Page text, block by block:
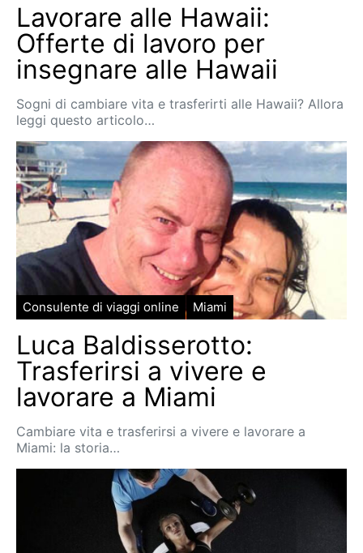
Lavorare alle Hawaii:
Offerte di lavoro per
insegnare alle Hawaii
Sogni di cambiare vita e trasferirti alle Hawaii? Allora
leggi questo articolo…
Consulente di viaggi online Miami
Luca Baldisserotto:
Trasferirsi a vivere e
lavorare a Miami
Cambiare vita e trasferirsi a vivere e lavorare a
Miami: la storia…